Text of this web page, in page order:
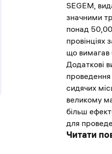
SEGEM,
значними
понад
що вимагав
Додаткові
проведення
сидячих
великому
більш
для
Читати